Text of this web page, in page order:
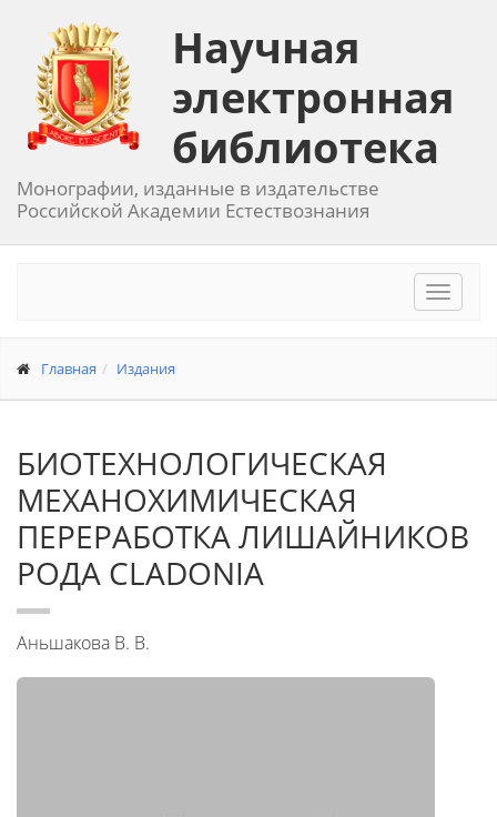
Научная
электронная
библиотека
Монографии, изданные в издательстве
Российской Академии Естествознания
Toggle
Главная Издания
БИОТЕХНОЛОГИЧЕСКАЯ
МЕХАНОХИМИЧЕСКАЯ
ПЕРЕРАБОТКА ЛИШАЙНИКОВ
РОДА CLADONIA
Аньшакова В. В.